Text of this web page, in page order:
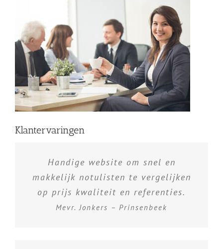
Klantervaringen
Handige website om snel en
makkelijk notulisten te vergelijken
op prijs kwaliteit en referenties.
Mevr. Jonkers – Prinsenbeek